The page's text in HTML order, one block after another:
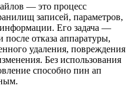
— это процесс
записей, параметров,
Его задача —
отказа аппаратуры,
удаления, повреждения
Без использования
способно пин ап